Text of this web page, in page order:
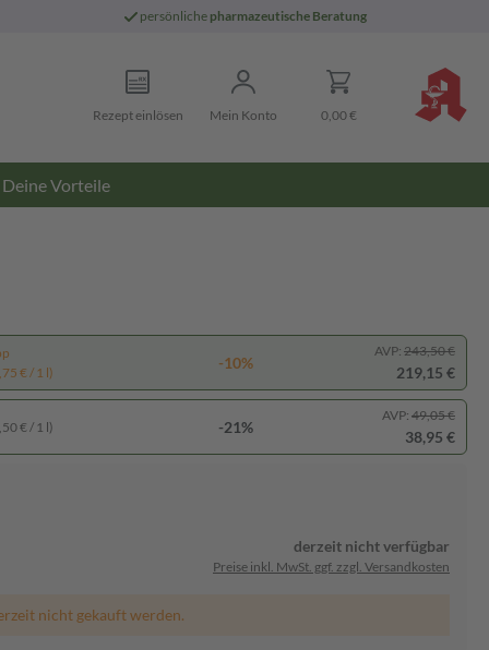
persönliche pharmazeutische Beratung
Rezept einlösen Mein Konto 0,00 €
Deine Vorteile
€ / 1 l)
-10%
AVP: 243,50 €
219,15 €
€ / 1 l) -21%
AVP: 49,05 €
38,95 €
derzeit nicht verfügbar
Preise inkl. MwSt. ggf. zzgl. Versandkosten
nicht gekauft werden.